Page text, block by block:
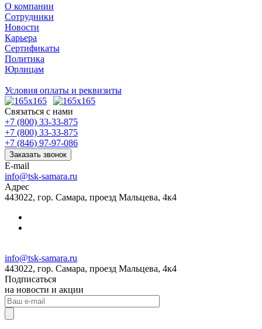
О компании
Сотрудники
Новости
Карьера
Сертификаты
Политика
Юрлицам
Условия оплаты и реквизиты
Связаться с нами
+7 (800) 33-33-875
+7 (800) 33-33-875
+7 (846) 97-97-086
Заказать звонок
E-mail
info@tsk-samara.ru
Адрес
443022, гор. Самара, проезд Мальцева, 4к4
info@tsk-samara.ru
443022, гор. Самара, проезд Мальцева, 4к4
Подписаться
на новости и акции